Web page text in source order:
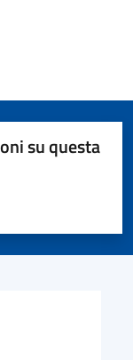
su questa